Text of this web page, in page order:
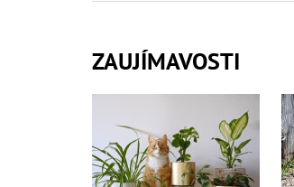
ZAUJÍMAVOSTI